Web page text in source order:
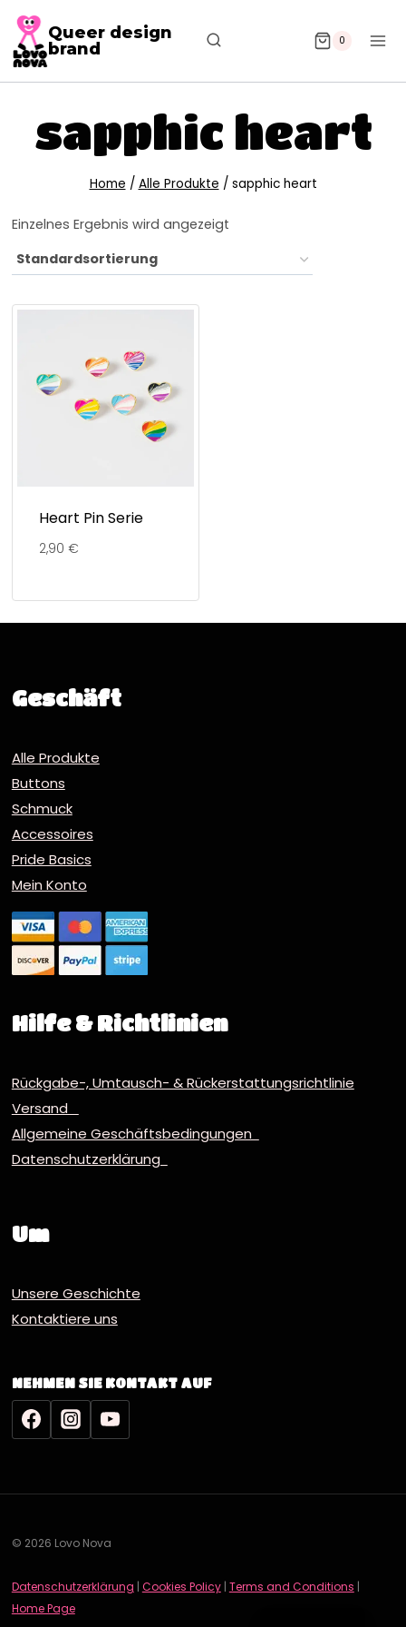
Queer design
brand
0
sapphic heart
Home / Alle Produkte / sapphic heart
Einzelnes Ergebnis wird angezeigt
Heart Pin Serie
2,90 €
Geschäft
Alle Produkte
Buttons
Schmuck
Accessoires
Pride Basics
Mein Konto
Hilfe & Richtlinien
Rückgabe-, Umtausch- & Rückerstattungsrichtlinie
Versand
Allgemeine Geschäftsbedingungen
Datenschutzerklärung
Um
Unsere Geschichte
Kontaktiere uns
NEHMEN SIE KONTAKT AUF
© 2026 Lovo Nova
Datenschutzerklärung | Cookies Policy| Terms and Conditions |
Home Page